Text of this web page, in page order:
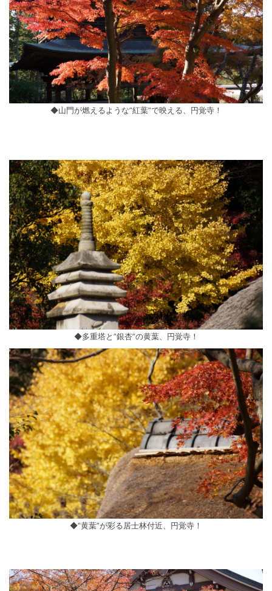
◆山門が燃えるような”紅葉”で映える、円覚寺！
◆多重塔と”銀杏”の黄葉、円覚寺！
◆”黄葉”が彩る居士林付近、円覚寺！